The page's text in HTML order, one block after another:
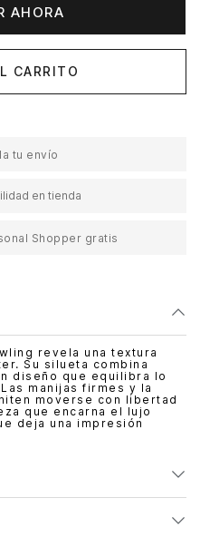
AHORA
CARRITO
tu envío
en tienda
Shopper gratis
revela una textura
Su silueta combina
diseño que equilibra lo
manijas firmes y la
moverse con libertad
que encarna el lujo
deja una impresión